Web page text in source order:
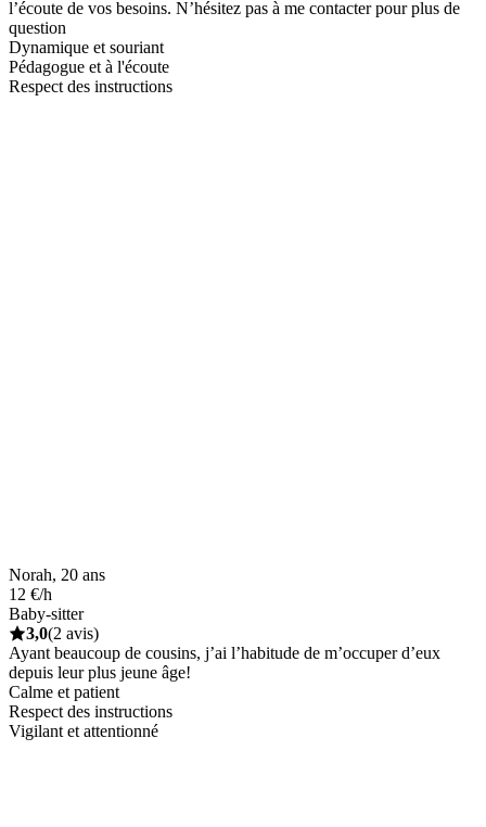
l’écoute de vos besoins. N’hésitez pas à me contacter pour plus de
question
Dynamique et souriant
Pédagogue et à l'écoute
Respect des instructions
Norah, 20 ans
12 €/h
Baby-sitter
3,0(2 avis)
Ayant beaucoup de cousins, j’ai l’habitude de m’occuper d’eux
depuis leur plus jeune âge!
Calme et patient
Respect des instructions
Vigilant et attentionné